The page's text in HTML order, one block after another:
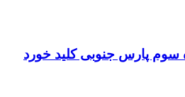
سوم پارس جنوبی کلید خورد